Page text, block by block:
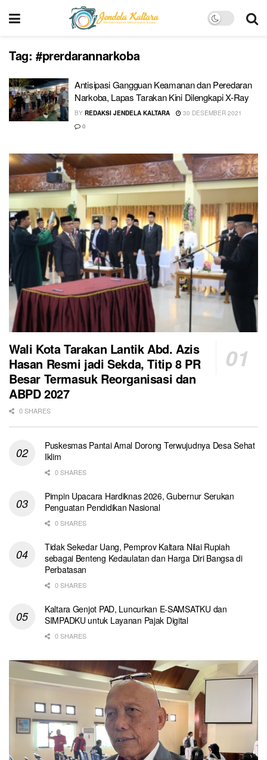
Tag: #prerdarannarkoba
Antisipasi Gangguan Keamanan dan Peredaran
Narkoba, Lapas Tarakan Kini Dilengkapi X-Ray
BY REDAKSI JENDELA KALTARA
30 DESEMBER 2021
0
Wali Kota Tarakan Lantik Abd. Azis
Hasan Resmi jadi Sekda, Titip 8 PR
Besar Termasuk Reorganisasi dan
ABPD 2027
0 SHARES
Puskesmas Pantai Amal Dorong Terwujudnya Desa Sehat
Iklim
0 SHARES
Pimpin Upacara Hardiknas 2026, Gubernur Serukan
Penguatan Pendidikan Nasional
0 SHARES
Tidak Sekedar Uang, Pemprov Kaltara Nilai Rupiah
sebagai Benteng Kedaulatan dan Harga Diri Bangsa di
Perbatasan
0 SHARES
Kaltara Genjot PAD, Luncurkan E-SAMSATKU dan
SIMPADKU untuk Layanan Pajak Digital
0 SHARES